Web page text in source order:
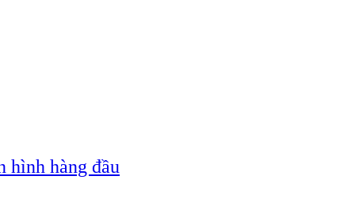
hình hàng đầu